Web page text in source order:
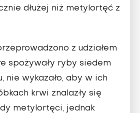
dłużej niż metylortęć z
z udziałem
spożywały ryby siedem
nie wykazało, aby w ich
krwi znalazły się
metylortęci, jednak